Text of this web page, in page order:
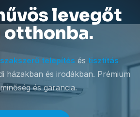
levegőt
otthonba.
szakszerű telepítés és tisztítás
házakban és irodákban. Prémium
és garancia.